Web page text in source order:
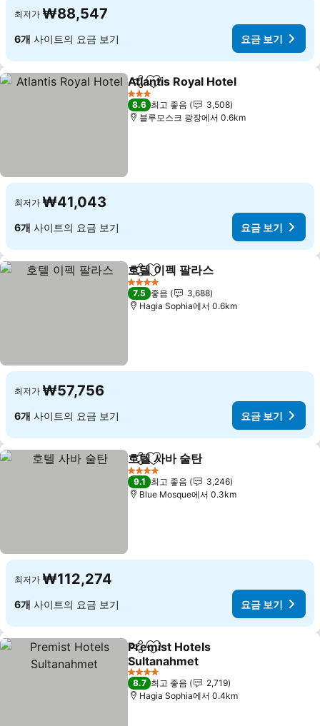
최저가 ₩88,547
6개 사이트의 요금 보기 요금 보기
공유 즐겨찾기에 추가
Atlantis Royal Hotel
3 성급
8.6 최고 좋음
3,508
블루모스크 광장에서 0.6km
최저가 ₩41,043
6개 사이트의 요금 보기 요금 보기
공유 즐겨찾기에 추가
호텔 이펙 팔라스
4 성급
7.5 좋음
3,688
Hagia Sophia에서 0.6km
최저가 ₩57,756
6개 사이트의 요금 보기 요금 보기
공유 즐겨찾기에 추가
호텔 사바 술탄
4 성급
9.1 최고 좋음
3,246
Blue Mosque에서 0.3km
최저가 ₩112,274
6개 사이트의 요금 보기 요금 보기
공유 즐겨찾기에 추가
Premist Hotels
Sultanahmet
4 성급
8.7 최고 좋음
2,719
Hagia Sophia에서 0.4km